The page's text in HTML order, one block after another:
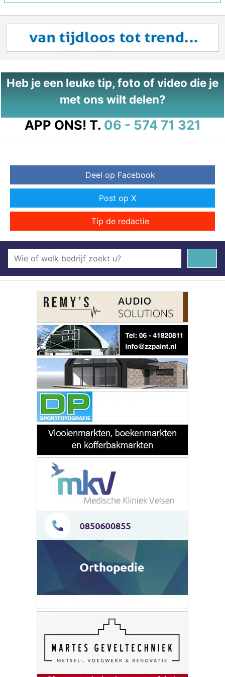
Heb je een leuke tip, foto of video die je
met ons wilt delen?
APP ONS! T. 06 - 574 71 321
Deel op Facebook
Post op X
Tip de redactie